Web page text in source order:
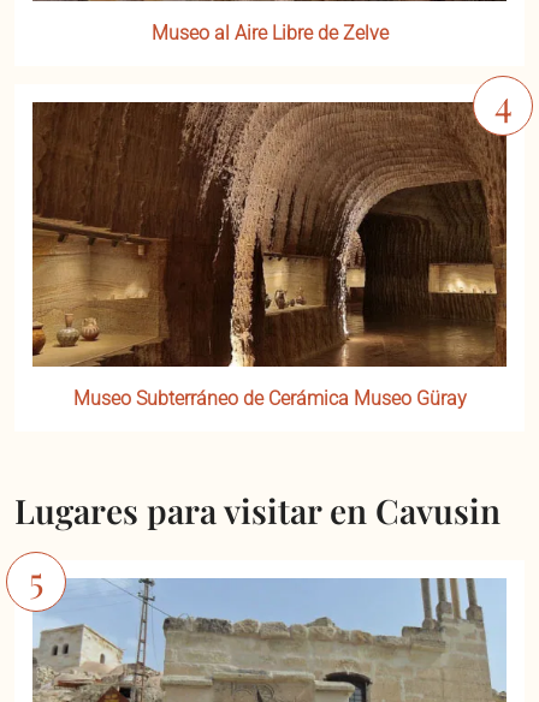
Museo al Aire Libre de Zelve
Museo Subterráneo de Cerámica Museo Güray
Lugares para visitar en Cavusin